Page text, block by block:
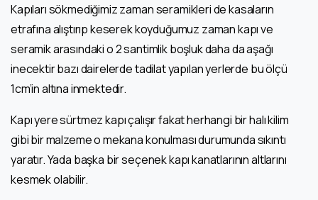
Kapıları sökmediğimiz zaman seramikleri de kasaların
etrafına alıştırıp keserek koyduğumuz zaman kapı ve
seramik arasındaki o 2 santimlik boşluk daha da aşağı
inecektir bazı dairelerde tadilat yapılan yerlerde bu ölçü
1cm’in altına inmektedir.
Kapı yere sürtmez kapı çalışır fakat herhangi bir halı kilim
gibi bir malzeme o mekana konulması durumunda sıkıntı
yaratır. Yada başka bir seçenek kapı kanatlarının altlarını
kesmek olabilir.